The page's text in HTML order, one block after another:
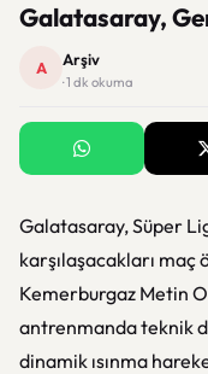
Galatasaray,
A Arşiv
· 1 dk okuma
Galatasaray, Süper
karşılaşacakları maç
Kemerburgaz Metin
antrenmanda teknik
dinamik ısınma